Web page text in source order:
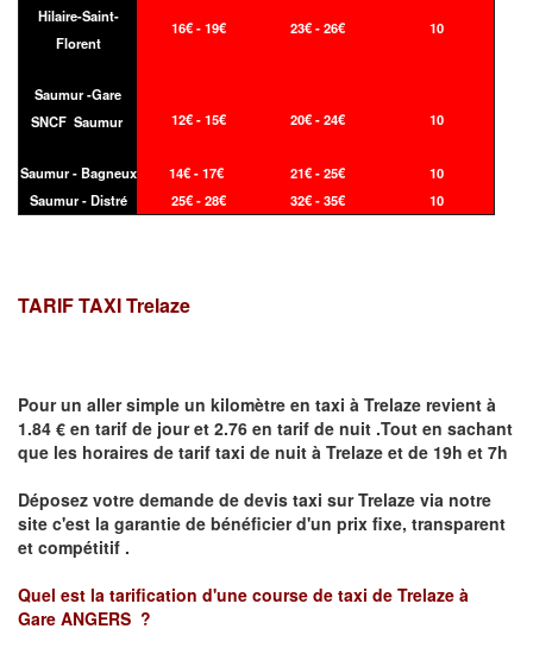
Hilaire-Saint-
Florent
16€ - 19€ 23€ - 26€ 10
Saumur -Gare
SNCF Saumur
12€ - 15€ 20€ - 24€ 10
Saumur - Bagneux 14€ - 17€ 21€ - 25€
10
Saumur - Distré
25€ - 28€ 32€ - 35€ 10
TARIF TAXI Trelaze
Pour un aller simple un kilomètre en taxi à Trelaze revient à
1.84 € en tarif de jour et 2.76 en tarif de nuit .Tout en sachant
que les horaires de tarif taxi de nuit à Trelaze et de 19h et 7h
Déposez votre demande de devis taxi surTrelaze via notre
site c'est la garantie de bénéficier d'un prix fixe, transparent
et compétitif .
Quel est la tarification d'une course de taxi de Trelaze à
Gare ANGERS ?